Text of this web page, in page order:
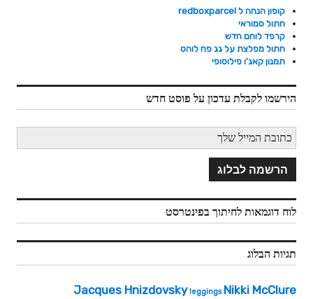
קופון הנחה ל redboxparcel
חתול סמוראי
קרפד לוחם חדש
חתול מפלצת על גג פח לוהט
תמנון קאג'ו פילוסופי
הירשמו לקבלת עדכון על פוסט חדש
לוח דוגמאות לחיתוך בפינטרסט
תגיות הבלוג
Jacques Hnizdovsky leggings Nikki McClure